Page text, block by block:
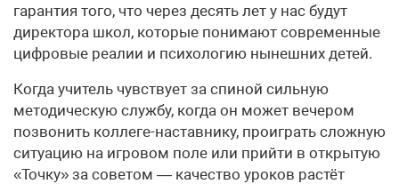
гарантия того, что через десять лет у нас будут
директора школ, которые понимают современные
цифровые реалии и психологию нынешних детей.
Когда учитель чувствует за спиной сильную
методическую службу, когда он может вечером
позвонить коллеге-наставнику, проиграть сложную
ситуацию на игровом поле или прийти в открытую
«Точку» за советом — качество уроков растёт